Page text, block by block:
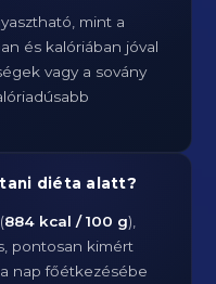
mint a
és kalóriában jóval
vagy a sovány
diéta alatt?
884 kcal / 100 g),
pontosan kimért
nap főétkezésébe